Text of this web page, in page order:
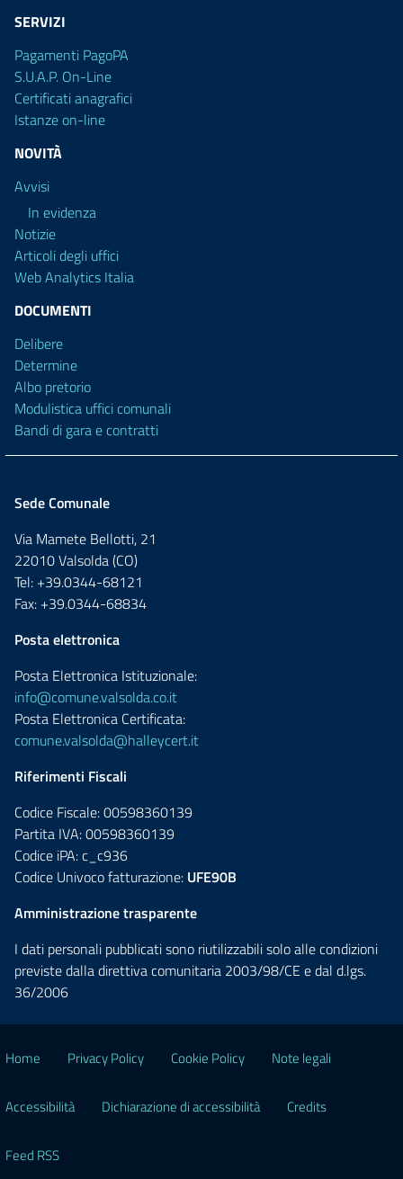
SERVIZI
Pagamenti PagoPA
S.U.A.P. On-Line
Certificati anagrafici
Istanze on-line
NOVITÀ
Avvisi
In evidenza
Notizie
Articoli degli uffici
Web Analytics Italia
DOCUMENTI
Delibere
Determine
Albo pretorio
Modulistica uffici comunali
Bandi di gara e contratti
Sede Comunale
Via Mamete Bellotti, 21
22010 Valsolda (CO)
Tel: +39.0344-68121
Fax: +39.0344-68834
Posta elettronica
Posta Elettronica Istituzionale:
info@comune.valsolda.co.it
Posta Elettronica Certificata:
comune.valsolda@halleycert.it
Riferimenti Fiscali
Codice Fiscale: 00598360139
Partita IVA: 00598360139
Codice iPA: c_c936
Codice Univoco fatturazione: UFE90B
Amministrazione trasparente
I dati personali pubblicati sono riutilizzabili solo alle condizioni
previste dalla direttiva comunitaria 2003/98/CE e dal d.lgs.
36/2006
Home Privacy Policy Cookie Policy Note legali
Accessibilità Dichiarazione di accessibilità Credits
Feed RSS